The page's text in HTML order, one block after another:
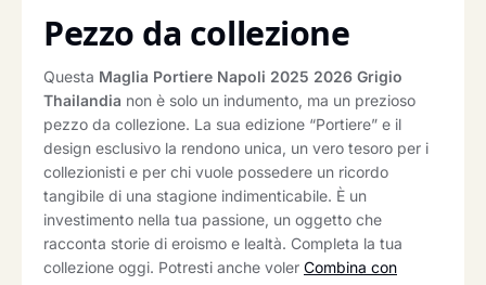
Pezzo da collezione
Questa Maglia Portiere Napoli 2025 2026 Grigio
Thailandia non è solo un indumento, ma un prezioso
pezzo da collezione. La sua edizione “Portiere” e il
design esclusivo la rendono unica, un vero tesoro per i
collezionisti e per chi vuole possedere un ricordo
tangibile di una stagione indimenticabile. È un
investimento nella tua passione, un oggetto che
racconta storie di eroismo e lealtà. Completa la tua
collezione oggi. Potresti anche voler Combina con